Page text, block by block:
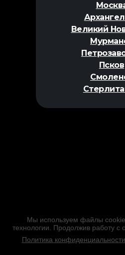
Великий
Псков
Мы используем файлы
технологии. Продолжив работу с
Политика конфиденциальности